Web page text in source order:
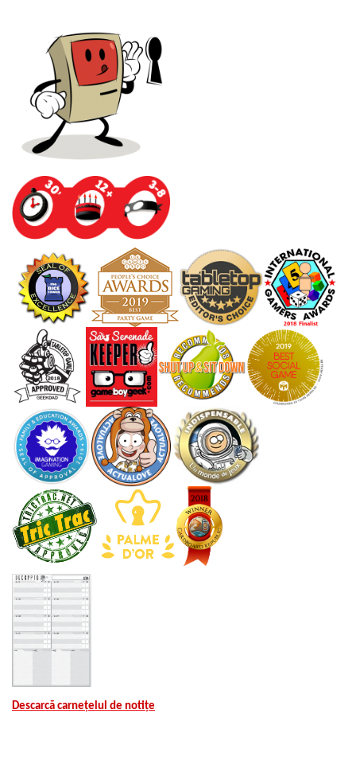
Descarcă carnețelul de notițe